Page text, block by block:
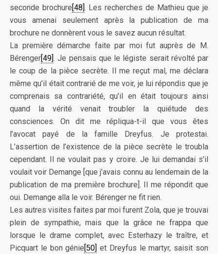
seconde brochure[48]. Les recherches de Mathieu que je
vous amenai seulement après la publication de ma
brochure ne donnèrent vous le savez aucun résultat.
La première démarche faite par moi fut auprès de M.
Bérenger[49]. Je pensais que le légiste serait révolté par
le coup de la pièce secrète. Il me reçut mal, me déclara
même qu’il était contrarié de me voir, je lui répondis que je
comprenais sa contrariété, qu’il en était toujours ainsi
quand la vérité venait troubler la quiétude des
consciences. On dit me répliqua-t-il que vous êtes
l’avocat payé de la famille Dreyfus. Je protestai.
L’assertion de l’existence de la pièce secrète le troubla
cependant. Il ne voulait pas y croire. Je lui demandai s’il
voulait voir Demange [que j’avais connu au lendemain de la
publication de ma première brochure]. Il me répondit que
oui. Demange alla le voir. Bérenger ne fit rien.
Les autres visites faites par moi furent Zola, que je trouvai
plein de sympathie, mais que la grâce ne frappa que
lorsque le drame complet, avec Esterhazy le traître, et
Picquart le bon génie[50] et Dreyfus le martyr, saisit son